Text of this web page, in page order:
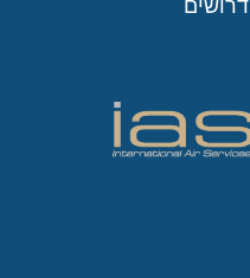
דרושים